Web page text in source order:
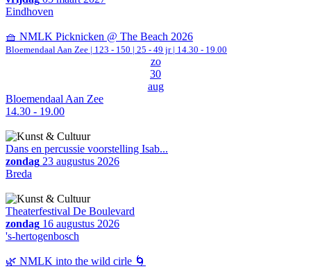
Eindhoven
🧺 NMLK Picknicken @ The Beach 2026
Bloemendaal Aan Zee | 123 - 150 | 25 - 49 jr | 14.30 - 19.00
zo
30
aug
Bloemendaal Aan Zee
14.30 - 19.00
Dans en percussie voorstelling Isab...
zondag 23 augustus 2026
Breda
Theaterfestival De Boulevard
zondag 16 augustus 2026
's-hertogenbosch
🌿 NMLK into the wild cirle 🌀